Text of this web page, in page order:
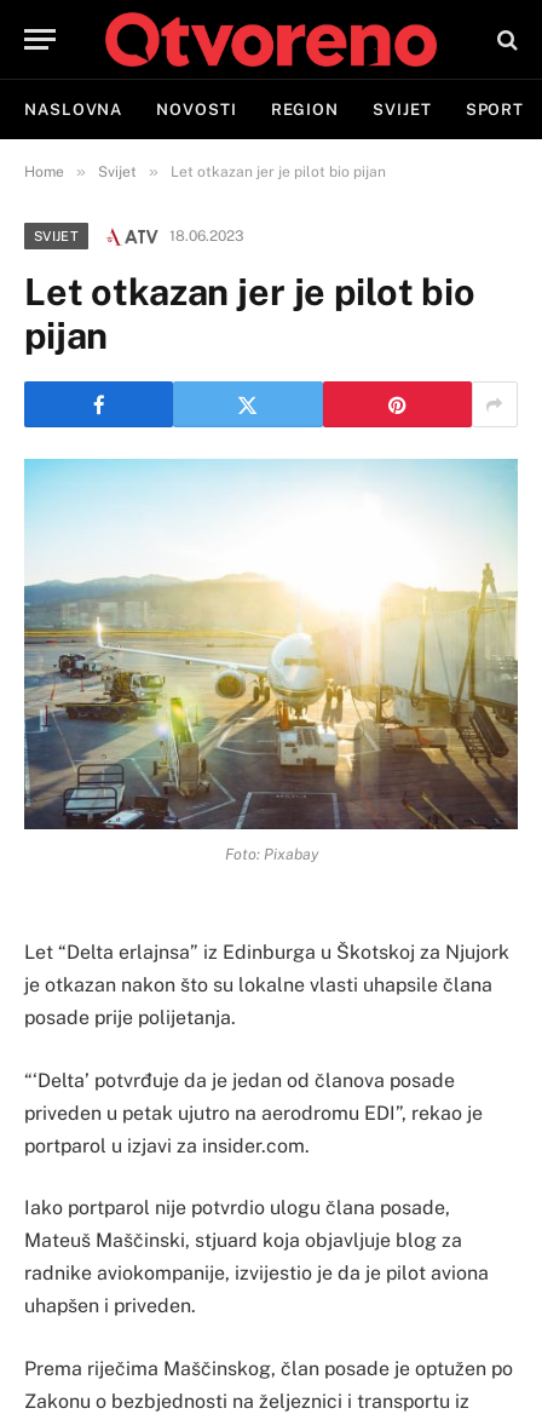
NASLOVNA NOVOSTI REGION SVIJET SPORT
Home » Svijet » Let otkazan jer je pilot bio pijan
SVIJET 18.06.2023
Let otkazan jer je pilot bio
pijan
Foto: Pixabay
Let “Delta erlajnsa” iz Edinburga u Škotskoj za Njujork
je otkazan nakon što su lokalne vlasti uhapsile člana
posade prije polijetanja.
“‘Delta’ potvrđuje da je jedan od članova posade
priveden u petak ujutro na aerodromu EDI”, rekao je
portparol u izjavi za insider.com.
Iako portparol nije potvrdio ulogu člana posade,
Mateuš Maščinski, stjuard koja objavljuje blog za
radnike aviokompanije, izvijestio je da je pilot aviona
uhapšen i priveden.
Prema riječima Maščinskog, član posade je optužen po
Zakonu o bezbjednosti na željeznici i transportu iz